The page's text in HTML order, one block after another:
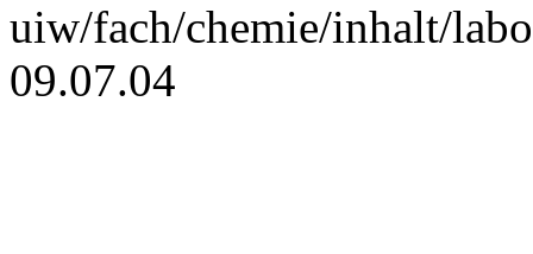
uiw/fach/chemie/inhalt/
09.07.04